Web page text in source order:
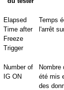
Elapsed
Time after
Freeze
Trigger
Temps
l'arrêt
Number of
IG ON
Nombre
été mis
des